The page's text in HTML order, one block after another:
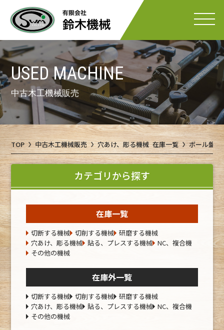
USED MACHINE
中古木工機械販売
TOP 中古木工機械販売 穴あけ、彫る機械 在庫一覧 ボール盤
カテゴリから探す
在庫一覧
切断する機械 切削する機械 研磨する機械
穴あけ、彫る機械 貼る、プレスする機械 NC、複合機
その他の機械
在庫外一覧
切断する機械 切削する機械 研磨する機械
穴あけ、彫る機械 貼る、プレスする機械 NC、複合機
その他の機械